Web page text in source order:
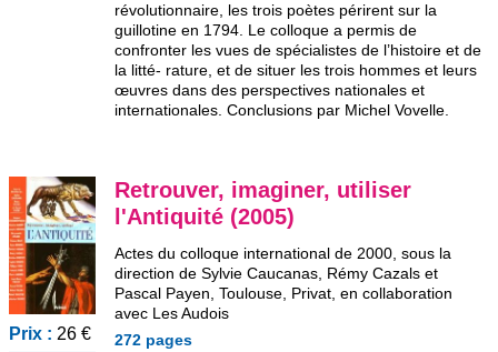
révolutionnaire, les trois poètes périrent sur la
guillotine en 1794. Le colloque a permis de
confronter les vues de spécialistes de l’histoire et de
la litté- rature, et de situer les trois hommes et leurs
œuvres dans des perspectives nationales et
internationales. Conclusions par Michel Vovelle.
Prix : 26 €
Retrouver, imaginer, utiliser
l'Antiquité (2005)
Actes du colloque international de 2000, sous la
direction de Sylvie Caucanas, Rémy Cazals et
Pascal Payen, Toulouse, Privat, en collaboration
avec Les Audois
272 pages